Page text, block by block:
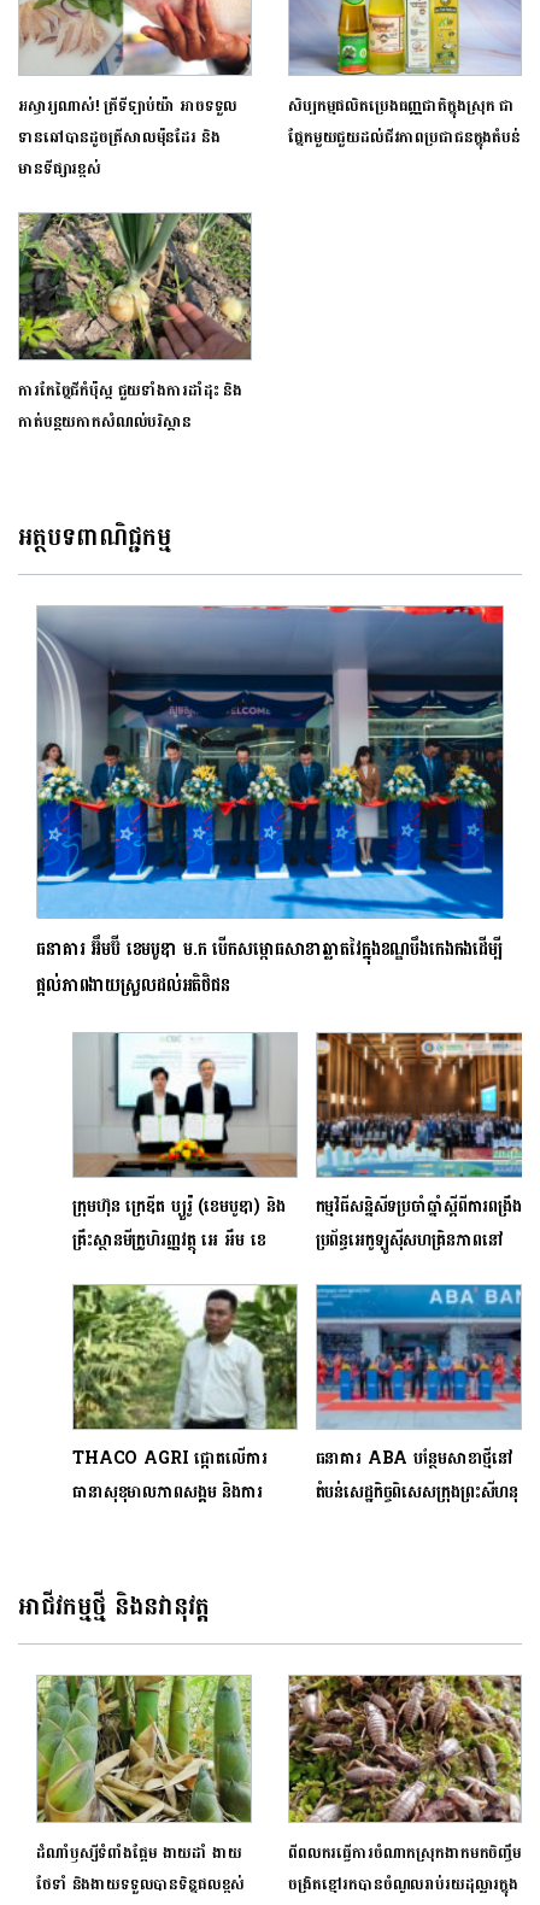
អស្ចារ្យណាស់! ត្រីទីឡាប់យ៉ា អាចទទួល
ទានឆៅបានដូចត្រីសាលម៉ុនដែរ និង
មានទីផ្សារខ្ពស់
សិប្បកម្មផលិតប្រេងធញ្ញជាតិក្នុងស្រុក ជា
ផ្នែកមួយជួយដល់ជីវភាពប្រជាជនក្នុងតំបន់
ការកែច្នៃជីកំប៉ុស្ត ជួយទាំងការដាំដុះ និង
កាត់បន្ថយកាកសំណល់បរិស្ថាន
អត្ថបទពាណិជ្ជកម្ម
ធនាគារ អ៊ឹមប៊ី ខេមបូឌា ម.ក ​បើកសម្ពោធសាខាឆ្លាតវៃក្នុងខណ្ឌបឹងកេងកងដើម្បី
ផ្តល់ភាពងាយស្រួលដល់អតិថិជន
ក្រុមហ៊ុន ក្រេឌីត ប្យួរ៉ូ (ខេមបូឌា) និង
គ្រឹះស្ថានមីក្រូហិរញ្ញវត្ថុ អេ អឹម ខេ
សុខភាពហិរញ្ញវត្ថុតាម AMK
Mobile
កម្មវិធីសន្និសីទប្រចាំឆ្នាំស្តីពីការពង្រឹង
ប្រព័ន្ធអេកូឡូស៊ីសហគ្រិនភាពនៅ
សហការគ្នាទៅជាកាតាលីករជំរុញការ
ផ្លាស់ប្តូរជាប្រព័ន្ធ
THACO AGRI ផ្តោតលើការ
ធានាសុខុមាលភាពសង្គម​​ និងការ
ធនាគារ ABA បន្ថែមសាខាថ្មីនៅ
តំបន់សេដ្ឋកិច្ចពិសេសក្រុងព្រះសីហនុ
អាជីវកម្មថ្មី និងនវានុវត្ត
ដំណាំឫស្សីទំពាំងផ្អែម ងាយដាំ ងាយ
ថែទាំ និងងាយទទួលបានទិន្នផលខ្ពស់
ពីពលករធ្វើការចំណាកស្រុកងាកមកចិញ្ចឹម
ចង្រិតខ្មៅរកបានចំណូលរាប់រយដុល្លារក្នុង